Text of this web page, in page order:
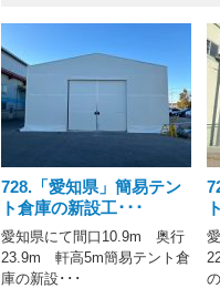
728.「愛知県」簡易テン
ト倉庫の新設工･･･
愛知県にて間口10.9m 奥行
23.9m 軒高5m簡易テント倉
庫の新設･･･